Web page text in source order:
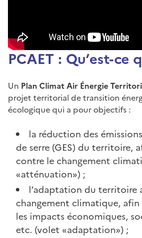
PCAET : Qu’est-ce
Un Plan Climat Air Énergie
projet territorial de transition
écologique qui a pour objectifs :
la réduction des
de serre (GES) du territoire,
contre le changement
«atténuation») ;
l’adaptation du territoire
changement climatique, afin
les impacts économiques,
etc. (volet «adaptation») ;